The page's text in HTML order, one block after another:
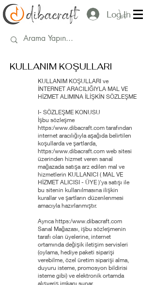
Log In
KULLANIM KOŞULLARI
KULLANIM KOŞULLARI ve
İNTERNET ARACILIĞIYLA MAL VE
HİZMET ALIMINA İLİŞKİN SÖZLEŞME
I- SÖZLEŞME KONUSU
İşbu sözleşme
https:/www.dibacraft.com tarafından
internet aracılığıyla aşağıda belirtilen
koşullarda ve şartlarda,
https:/www.dibacraft.com web sitesi
üzerinden hizmet veren sanal
mağazada satışa arz edilen mal ve
hizmetlerin KULLANICI ( MAL VE
HİZMET ALICISI - ÜYE )'ya satışı ile
bu sitenin kullanılmasına ilişkin
kurallar ve şartların düzenlenmesi
amacıyla hazırlanmıştır.
Ayrıca https:/www.dibacraft.com
Sanal Mağazası, işbu sözleşmenin
tarafı olan üyelerine, internet
ortamında değişik iletişim servisleri
(oylama, hediye paketi siparişi
verebilme, özel üretim siparişi alma,
duyuru isteme, promosyon bildirisi
isteme gibi) ve elektronik ortamda
alışveriş imkanı sunar.